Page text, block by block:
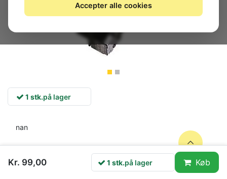
1 stk.på lager
nan
Kr. 99,00 1 stk.på lager Køb
Accepter alle cookies